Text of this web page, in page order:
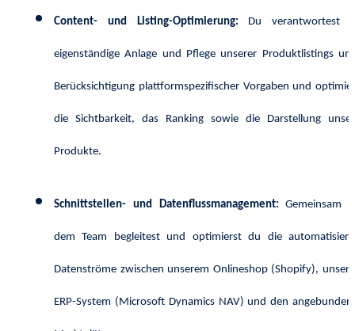
Content- und Listing-Optimierung: Du verantwortest
eigenständige Anlage und Pflege unserer Produktlistings
Berücksichtigung plattformspezifischer Vorgaben und
die Sichtbarkeit, das Ranking sowie die Darstellung
Produkte.
Schnittstellen- und Datenflussmanagement:Gemeinsam
dem Team begleitest und optimierst du die
Datenströme zwischen unserem Onlineshop (Shopify),
ERP-System (Microsoft Dynamics NAV) und den